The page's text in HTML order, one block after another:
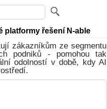
platformy řešení N-able
zákazníkům ze segmentu
podniků - pomohou tak
odolností v době, kdy AI